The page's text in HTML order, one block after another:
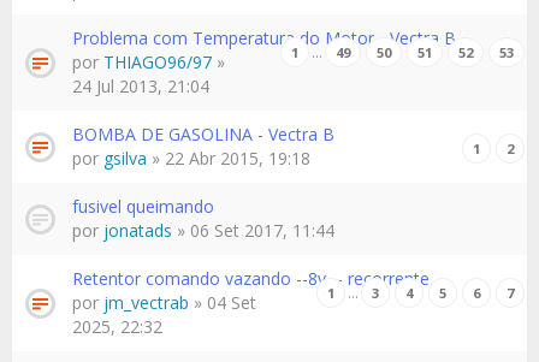
Problema com Temperatura do Motor - Vectra B
1 … 49 50 51 52 53
por THIAGO96/97 »
24 Jul 2013, 21:04
BOMBA DE GASOLINA - Vectra B
1 2
por gsilva » 22 Abr 2015, 19:18
fusivel queimando
por jonatads » 06 Set 2017, 11:44
Retentor comando vazando --8v -- recorrente
1 … 3 4 5 6 7
por jm_vectrab » 04 Set
2025, 22:32